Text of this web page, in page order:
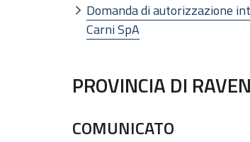
Domanda di autorizzazione
Carni SpA
PROVINCIA DI
COMUNICATO